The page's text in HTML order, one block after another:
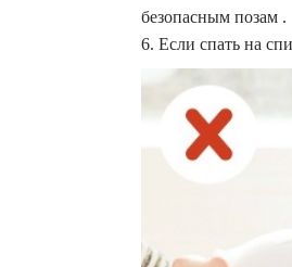
безопасным позам .
6. Если спать на